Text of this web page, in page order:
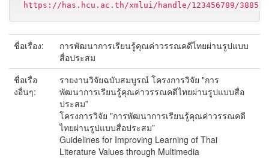
https://has.hcu.ac.th/xmlui/handle/123456789/3885
ชื่อเรื่อง:
การพัฒนาการเรียนรู้คุณค่าวรรณคดีไทยผ่านรูปแบบ
สื่อประสม
ชื่อเรื่อ
งอื่นๆ:
รายงานวิจัยฉบับสมบูรณ์ โครงการวิจัย "การ
พัฒนาการเรียนรู้คุณค่าวรรณคดีไทยผ่านรูปแบบสื่อ
ประสม”
โครงการวิจัย "การพัฒนาการเรียนรู้คุณค่าวรรณคดี
ไทยผ่านรูปแบบสื่อประสม”
Guidelines for Improving Learning of Thai
Literature Values through Multimedia